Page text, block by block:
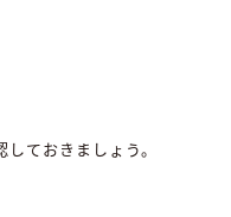
ておきましょう。